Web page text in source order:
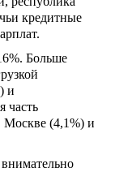
кредитные
Больше
и
часть
Москве (4,1%) и